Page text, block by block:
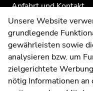
Anfahrt und Kontakt
Kommunikation und
Moodle
UNIGRAZonline
Impressum
Datenschutzerklärung
Cookie-Einstellungen
Unsere Website
grundlegende
gewährleisten sowie
analysieren bzw. um
zielgerichtete
nötig Informationen